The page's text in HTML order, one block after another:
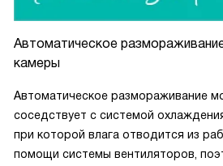
Автоматическое
камеры
Автоматическое размораживание
соседствует с системой
при которой влага отводится из
помощи системы вентиляторов,